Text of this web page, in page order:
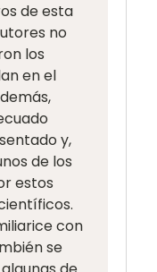
de esta
no
los
en el
y,
de los
estos
con
se